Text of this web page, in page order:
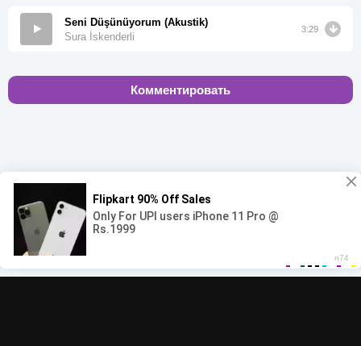
Seni Düşünüyorum (Akustik)
Sura İskenderli
3:29
Комментировать
00:00